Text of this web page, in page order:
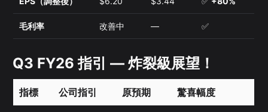
毛利率 改善中 — ✅
Q3 FY26 指引 —炸裂級展望！
指標 公司指引 原預期 驚喜幅度